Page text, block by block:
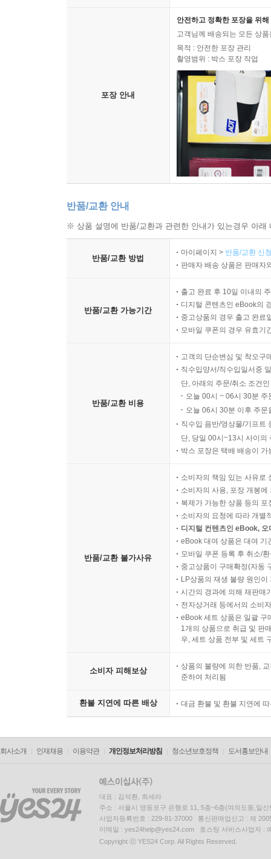
포장 안내
안전하고 정확한 포장을 위
고객님께 배송되는 모든 상
목적 : 안전한 포장 관리
촬영범위 : 박스 포장 작업
반품/교환 안내
※ 상품 설명에 반품/교환과 관련한 안내가 있는경우 아
반품/교환 방법
마이페이지 > 반품/교환 신
판매자 배송 상품은 판매자
반품/교환 가능기간
출고 완료 후 10일 이내의
디지털 콘텐츠인 eBook의
중고상품의 경우 출고 완료
모바일 쿠폰의 경우 유효기
반품/교환 비용
고객의 단순변심 및 착오구
직수입양서/직수입일서중
단, 아래의 주문/취소 조건
오늘 00시 ~ 06시 30분
오늘 06시 30분 이후 주
직수입 음반/영상물/기프트
단, 당일 00시~13시 사이의
박스 포장은 택배 배송이
반품/교환 불가사유
소비자의 책임 있는 사유로
소비자의 사용, 포장 개봉
복제가 가능한 상품 등의
소비자의 요청에 따라 개별
디지털 컨텐츠인 eBook,
eBook 대여 상품은 대여 기
모바일 쿠폰 등록 후 취소/
중고상품이 구매확정(자동
LP상품의 재생 불량 원인
시간의 경과에 의해 재판매
전자상거래 등에서의 소비
eBook 세트 상품은 일괄 구
1개의 상품으로 취급 및 판
우, 세트 상품 전부 및 세트
소비자 피해보상
상품의 불량에 의한 반품,
준하여 처리됨
환불 지연에 따른 배상 대금 환불 및 환불 지연에
회사소개 인재채용 이용약관 개인정보처리방침 청소년보호정책 도서홍보안내
대표 : 김석환, 최세라
주소 : 서울시 영등포구 은행로 11, 5층~6층(여의도동,일신
사업자등록번호 : 229-81-37000 통신판매업신고 : 제
이메일 : yes24help@yes24.com 호스팅 서비스사업자 :
Copyright ⓒ YES24 Corp. All Rights Reserved.